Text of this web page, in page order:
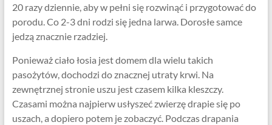
20 razy dziennie, aby w pełni się rozwinąć i przygotować do
porodu. Co 2-3 dni rodzi się jedna larwa. Dorosłe samce
jedzą znacznie rzadziej.
Ponieważ ciało łosia jest domem dla wielu takich
pasożytów, dochodzi do znacznej utraty krwi. Na
zewnętrznej stronie uszu jest czasem kilka kleszczy.
Czasami można najpierw usłyszeć zwierzę drapie się po
uszach, a dopiero potem je zobaczyć. Podczas drapania